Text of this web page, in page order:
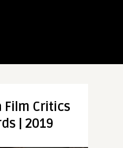
Film Critics
| 2019